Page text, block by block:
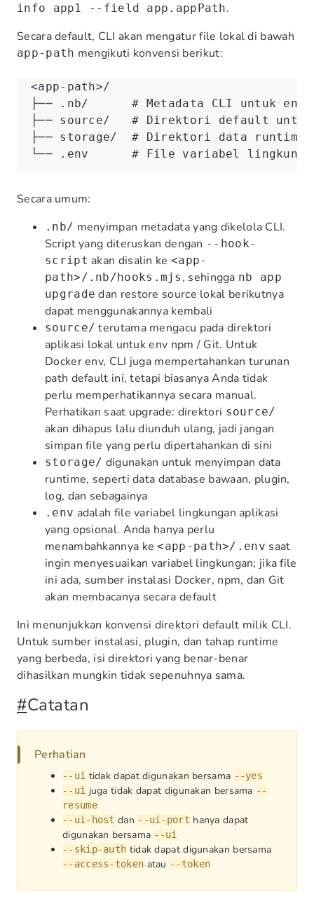
info app1 --field app.appPath.
Secara default, CLI akan mengatur file lokal di bawah
app-path mengikuti konvensi berikut:
<app-path>/
├── .nb/      # Metadata CLI untuk
├── source/   # Direktori default
├── storage/  # Direktori data runtime
└── .env      # File variabel
Secara umum:
.nb/ menyimpan metadata yang dikelola CLI.
Script yang diteruskan dengan --hook-
script akan disalin ke <app-
path>/.nb/hooks.mjs , sehingga nb app
upgrade dan restore source lokal berikutnya
dapat menggunakannya kembali
source/ terutama mengacu pada direktori
aplikasi lokal untuk env npm / Git. Untuk
Docker env, CLI juga mempertahankan turunan
path default ini, tetapi biasanya Anda tidak
perlu memperhatikannya secara manual.
Perhatikan saat upgrade: direktori source/
akan dihapus lalu diunduh ulang, jadi jangan
simpan file yang perlu dipertahankan di sini
storage/ digunakan untuk menyimpan data
runtime, seperti data database bawaan, plugin,
log, dan sebagainya
.env adalah file variabel lingkungan aplikasi
yang opsional. Anda hanya perlu
menambahkannya ke<app-path>/.env saat
ingin menyesuaikan variabel lingkungan; jika file
ini ada, sumber instalasi Docker, npm, dan Git
akan membacanya secara default
Ini menunjukkan konvensi direktori default milik CLI.
Untuk sumber instalasi, plugin, dan tahap runtime
yang berbeda, isi direktori yang benar-benar
dihasilkan mungkin tidak sepenuhnya sama.
#Catatan
Perhatian
--ui tidak dapat digunakan bersama --yes
--ui juga tidak dapat digunakan bersama --
resume
--ui-host dan --ui-port hanya dapat
digunakan bersama --ui
--skip-auth tidak dapat digunakan bersama
--access-token atau --token